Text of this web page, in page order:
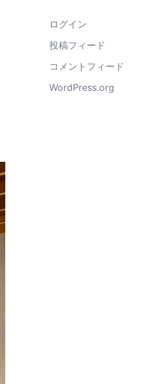
ログイン
投稿フィード
コメントフィード
WordPress.org